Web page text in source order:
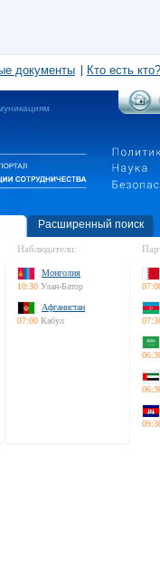
документы Кто есть кто?
Расширенный поиск
Наблюдатели:
Монголия
10:30 Улан-Батор
Афганистан
07:00 Кабул